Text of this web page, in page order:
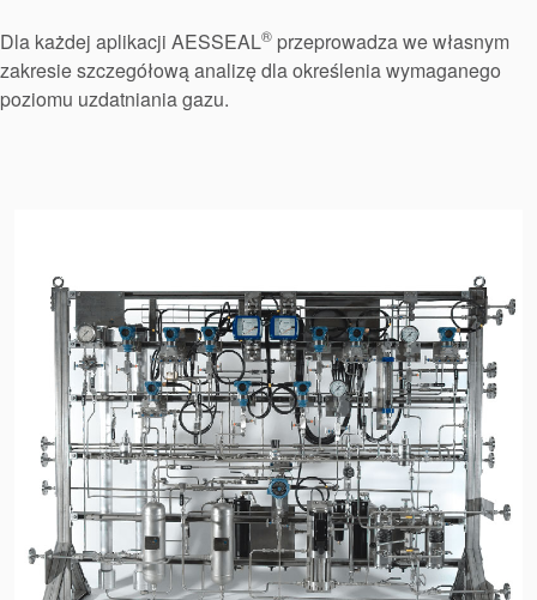
Artykuły
Zrównoważonego Rozwoju
Dla każdej aplikacji AESSEAL® przeprowadza we własnym
zakresie szczegółową analizę dla określenia wymaganego
poziomu uzdatniania gazu.